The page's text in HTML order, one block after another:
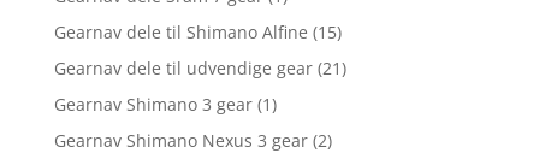
Gearnav dele til Shimano Alfine (15)
Gearnav dele til udvendige gear (21)
Gearnav Shimano 3 gear (1)
Gearnav Shimano Nexus 3 gear (2)